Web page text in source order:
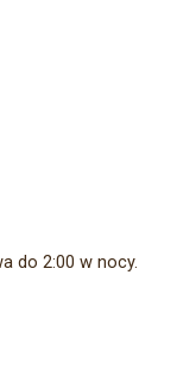
do 2:00 w nocy.